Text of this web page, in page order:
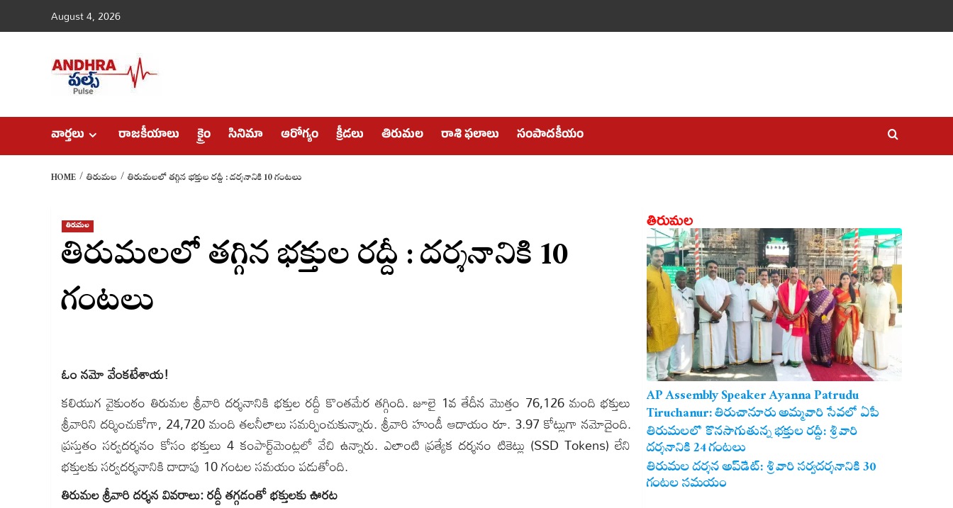
to
August 4, 2026
వార్తలు రాజకీయాలు క్రైం సినిమా ఆరోగ్యం క్రీడలు తిరుమల రాశి ఫలాలు సంపాదకీయం
HOME తిరుమల తిరుమలలో తగ్గిన భక్తుల రద్దీ : దర్శనానికి 10 గంటలు
తిరుమల
తిరుమలలో తగ్గిన భక్తుల రద్దీ : దర్శనానికి 10
గంటలు
ఓం నమో వేంకటేశాయ!
కలియుగ వైకుంఠం తిరుమల శ్రీవారి దర్శనానికి భక్తుల రద్దీ కొంతమేర తగ్గింది. జూలై 1వ తేదీన మొత్తం 76,126 మంది భక్తులు
శ్రీవారిని దర్శించుకోగా, 24,720 మంది తలనీలాలు సమర్పించుకున్నారు. శ్రీవారి హుండీ ఆదాయం రూ. 3.97 కోట్లుగా నమోదైంది.
ప్రస్తుతం సర్వదర్శనం కోసం భక్తులు 4 కంపార్ట్‌మెంట్లలో వేచి ఉన్నారు. ఎలాంటి ప్రత్యేక దర్శనం టికెట్లు (SSD Tokens) లేని
భక్తులకు సర్వదర్శనానికి దాదాపు 10 గంటల సమయం పడుతోంది.
తిరుమల శ్రీవారి దర్శన వివరాలు: రద్దీ తగ్గడంతో భక్తులకు ఊరట
తిరుమల
AP Assembly Speaker Ayanna Patrudu
Tiruchanur: తిరుచానూరు అమ్మవారి సేవలో ఏపీ
అసెంబ్లీ స్పీకర్.. కుటుంబ సమేతంగా దర్శించుకున్న
అయ్యన్నపాత్రుడు!
తిరుమలలో కొనసాగుతున్న భక్తుల రద్దీ: శ్రీవారి
దర్శనానికి 24 గంటలు
తిరుమల దర్శన అప్‌డేట్: శ్రీవారి సర్వదర్శనానికి 30
గంటల సమయం